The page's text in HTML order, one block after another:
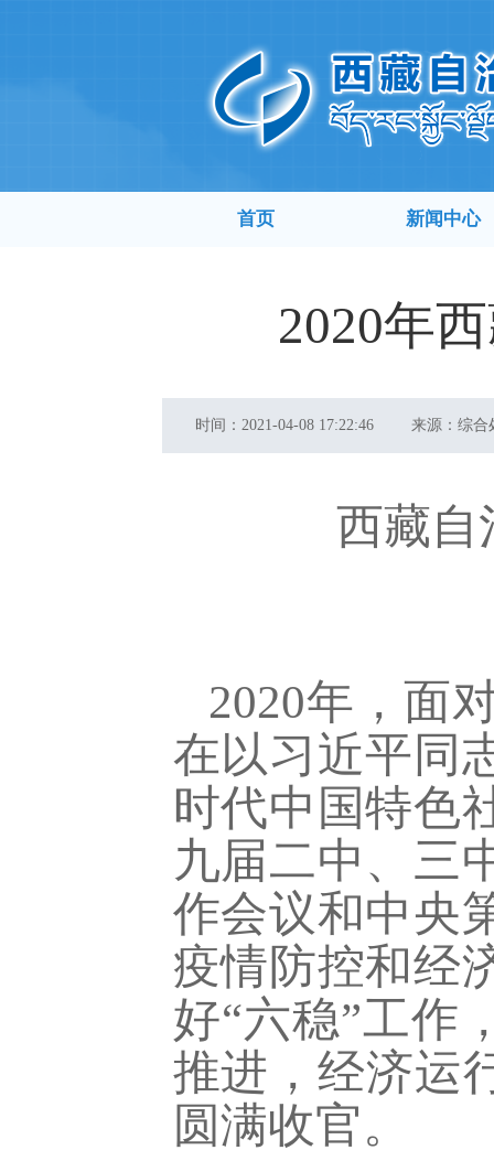
首页 新闻中心
2020年
时间： 2021-04-08 17:22:46 来源： 综合
西藏
2020年，面
在以习近平同
时代中国特色
九届二中、三
作会议和中央
疫情防控和经
好“六稳”工作
推进，经济运
圆满收官。